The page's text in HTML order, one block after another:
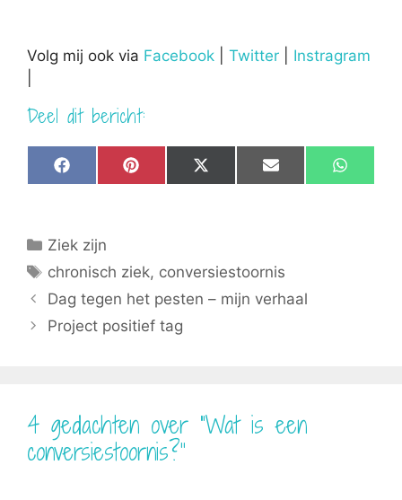
Volg mij ook via Facebook Twitter
Instragram
Deel dit bericht:
Share
on
F
a
o
k
Share
on
P
i
e
s
t
Share
on
X
(
e
Share
on
E
m
Share
on
W
h
Categorieën
Ziek zijn
Tags
chronisch ziek, conversiestoornis
Dag tegen het pesten – mijn verhaal
Project positief tag
4 gedachten over “Wat is een
conversiestoornis?”